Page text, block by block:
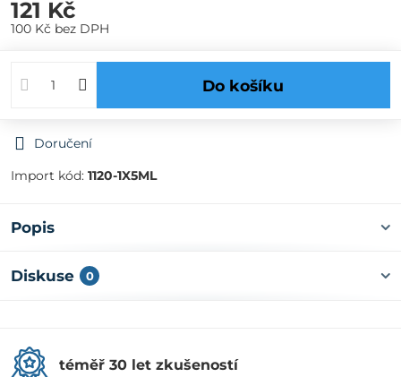
121 Kč
100 Kč bez DPH
Do košíku
Doručení
Import kód: 1120-1X5ML
Popis
Diskuse 0
téměř 30 let zkušeností